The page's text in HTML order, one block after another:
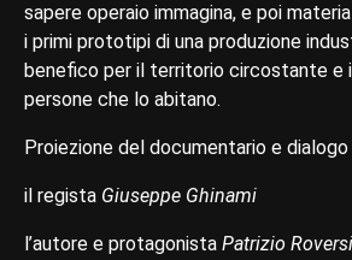
sapere operaio immagina, e poi
i primi prototipi di una produzione
benefico per il territorio circostante e
persone che lo abitano.
Proiezione del documentario e
il regista Giuseppe Ghinami
l’autore e protagonista Patrizio Roversi